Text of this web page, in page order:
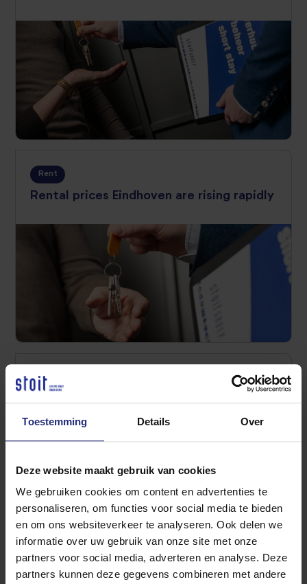
Toestemming Details Over
Deze website maakt gebruik van cookies
We gebruiken cookies om content en advertenties te
personaliseren, om functies voor social media te bieden
en om ons websiteverkeer te analyseren. Ook delen we
informatie over uw gebruik van onze site met onze
partners voor social media, adverteren en analyse. Deze
partners kunnen deze gegevens combineren met andere
Rent
Rental prices Eindhoven are rising rapidly
Rent